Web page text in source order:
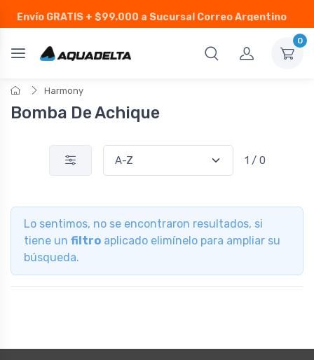
Envío GRATIS+ $99.000 a Sucursal Correo Argentino
0
Harmony
Bomba De Achique
1 / 0
Lo sentimos, no se encontraron resultados, si
tiene un filtro aplicado elimínelo para ampliar su
búsqueda.